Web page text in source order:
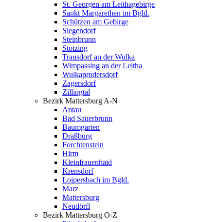
St. Georgen am Leithagebirge
Sankt Margarethen im Bgld.
Schützen am Gebirge
Siegendorf
Steinbrunn
Stotzing
Trausdorf an der Wulka
Wimpassing an der Leitha
Wulkaprodersdorf
Zagersdorf
Zillingtal
Bezirk Mattersburg A-N
Antau
Bad Sauerbrunn
Baumgarten
Draßburg
Forchtenstein
Hirm
Kleinfrauenhaid
Krensdorf
Loipersbach im Bgld.
Marz
Mattersburg
Neudörfl
Bezirk Mattersburg O-Z